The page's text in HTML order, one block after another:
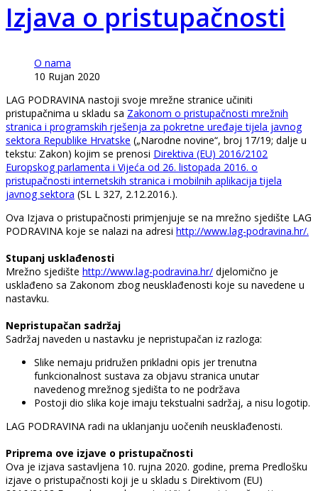
Izjava o pristupačnosti
O nama
10 Rujan 2020
LAG PODRAVINA nastoji svoje mrežne stranice učiniti
pristupačnima u skladu sa Zakonom o pristupačnosti mrežnih
stranica i programskih rješenja za pokretne uređaje tijela javnog
sektora Republike Hrvatske („Narodne novine“, broj 17/19; dalje u
tekstu: Zakon) kojim se prenosi Direktiva (EU) 2016/2102
Europskog parlamenta i Vijeća od 26. listopada 2016. o
pristupačnosti internetskih stranica i mobilnih aplikacija tijela
javnog sektora (SL L 327, 2.12.2016.).
Ova Izjava o pristupačnosti primjenjuje se na mrežno sjedište LAG
PODRAVINA koje se nalazi na adresi http://www.lag-podravina.hr/.
Stupanj usklađenosti
Mrežno sjedište http://www.lag-podravina.hr/ djelomično je
usklađeno sa Zakonom zbog neusklađenosti koje su navedene u
nastavku.
Nepristupačan sadržaj
Sadržaj naveden u nastavku je nepristupačan iz razloga:
Slike nemaju pridružen prikladni opis jer trenutna
funkcionalnost sustava za objavu stranica unutar
navedenog mrežnog sjedišta to ne podržava
Postoji dio slika koje imaju tekstualni sadržaj, a nisu logotip.
LAG PODRAVINA radi na uklanjanju uočenih neusklađenosti.
Priprema ove izjave o pristupačnosti
Ova je izjava sastavljena 10. rujna 2020. godine, prema Predlošku
izjave o pristupačnosti koji je u skladu s Direktivom (EU)